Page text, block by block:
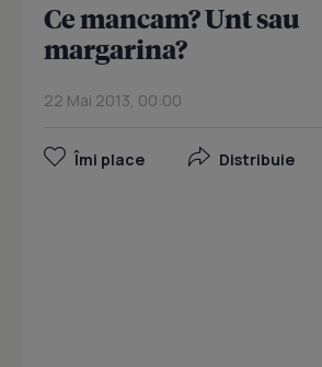
Ce mancam? Unt sau
margarina?
22 Mai 2013, 00:00
Îmi place Distribuie